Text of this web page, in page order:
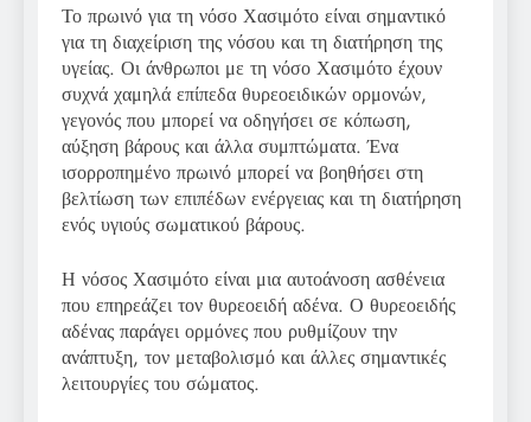
Το πρωινό για τη νόσο Χασιμότο είναι σημαντικό
για τη διαχείριση της νόσου και τη διατήρηση της
υγείας. Οι άνθρωποι με τη νόσο Χασιμότο έχουν
συχνά χαμηλά επίπεδα θυρεοειδικών ορμονών,
γεγονός που μπορεί να οδηγήσει σε κόπωση,
αύξηση βάρους και άλλα συμπτώματα. Ένα
ισορροπημένο πρωινό μπορεί να βοηθήσει στη
βελτίωση των επιπέδων ενέργειας και τη διατήρηση
ενός υγιούς σωματικού βάρους.
Η νόσος Χασιμότο είναι μια αυτοάνοση ασθένεια
που επηρεάζει τον θυρεοειδή αδένα. Ο θυρεοειδής
αδένας παράγει ορμόνες που ρυθμίζουν την
ανάπτυξη, τον μεταβολισμό και άλλες σημαντικές
λειτουργίες του σώματος.